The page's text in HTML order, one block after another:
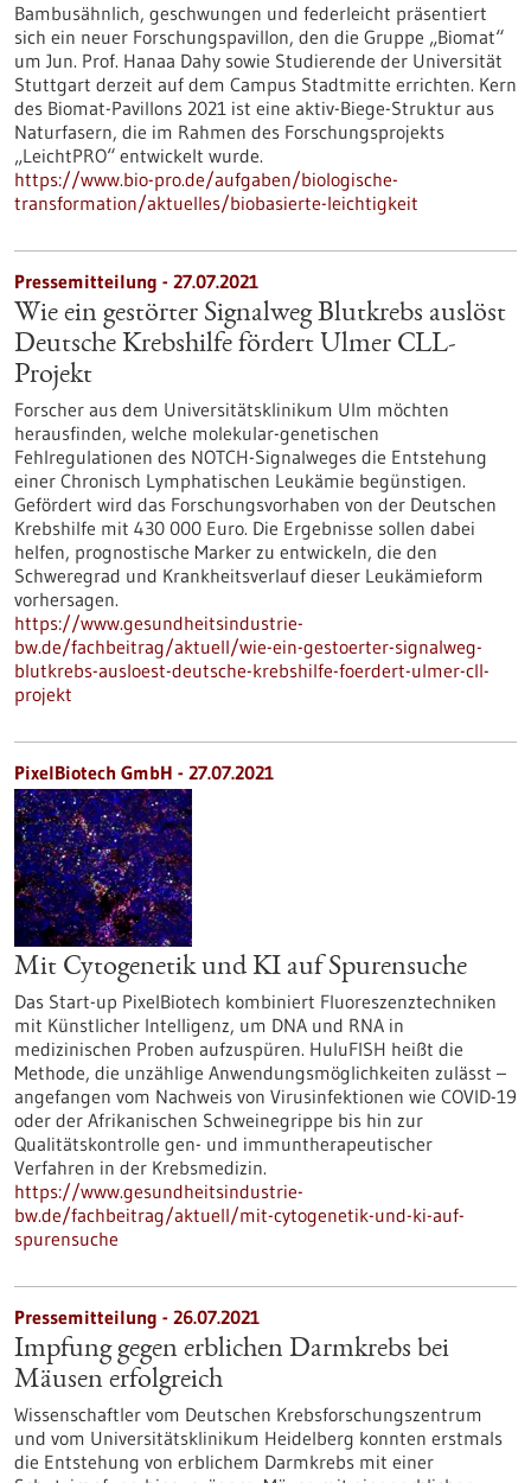
Bambusähnlich, geschwungen und federleicht präsentiert
sich ein neuer Forschungspavillon, den die Gruppe „Biomat“
um Jun. Prof. Hanaa Dahy sowie Studierende der Universität
Stuttgart derzeit auf dem Campus Stadtmitte errichten. Kern
des Biomat-Pavillons 2021 ist eine aktiv-Biege-Struktur aus
Naturfasern, die im Rahmen des Forschungsprojekts
„LeichtPRO“ entwickelt wurde.
https://www.bio-pro.de/aufgaben/biologische-
transformation/aktuelles/biobasierte-leichtigkeit
Pressemitteilung - 27.07.2021
Wie ein gestörter Signalweg Blutkrebs auslöst
Deutsche Krebshilfe fördert Ulmer CLL-
Projekt
Forscher aus dem Universitätsklinikum Ulm möchten
herausfinden, welche molekular-genetischen
Fehlregulationen des NOTCH-Signalweges die Entstehung
einer Chronisch Lymphatischen Leukämie begünstigen.
Gefördert wird das Forschungsvorhaben von der Deutschen
Krebshilfe mit 430 000 Euro. Die Ergebnisse sollen dabei
helfen, prognostische Marker zu entwickeln, die den
Schweregrad und Krankheitsverlauf dieser Leukämieform
vorhersagen.
https://www.gesundheitsindustrie-
bw.de/fachbeitrag/aktuell/wie-ein-gestoerter-signalweg-
blutkrebs-ausloest-deutsche-krebshilfe-foerdert-ulmer-cll-
projekt
PixelBiotech GmbH - 27.07.2021
Mit Cytogenetik und KI auf Spurensuche
Das Start-up PixelBiotech kombiniert Fluoreszenztechniken
mit Künstlicher Intelligenz, um DNA und RNA in
medizinischen Proben aufzuspüren. HuluFISH heißt die
Methode, die unzählige Anwendungsmöglichkeiten zulässt –
angefangen vom Nachweis von Virusinfektionen wie COVID-19
oder der Afrikanischen Schweinegrippe bis hin zur
Qualitätskontrolle gen- und immuntherapeutischer
Verfahren in der Krebsmedizin.
https://www.gesundheitsindustrie-
bw.de/fachbeitrag/aktuell/mit-cytogenetik-und-ki-auf-
spurensuche
Pressemitteilung - 26.07.2021
Impfung gegen erblichen Darmkrebs bei
Mäusen erfolgreich
Wissenschaftler vom Deutschen Krebsforschungszentrum
und vom Universitätsklinikum Heidelberg konnten erstmals
die Entstehung von erblichem Darmkrebs mit einer